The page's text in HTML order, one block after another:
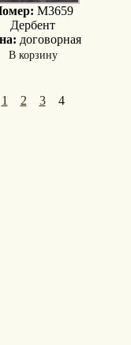
M3659
Дербент
договорная
В корзину
1 2 3 4